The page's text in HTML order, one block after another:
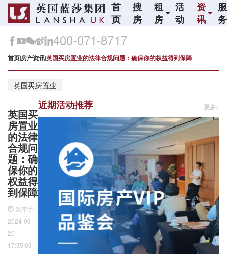
首
页
搜
房
租
房
活
动
资
讯
服
务
400-071-8717
首页房产资讯英国买房置业的法律合规问题：确保你的权益得到保障
英国买房置业
英国买
房置业
的法律
合规问
题：确
保你的
权益得
到保障
发布于:
2024-03-
20
17:35:03
近期活动推荐 更多»